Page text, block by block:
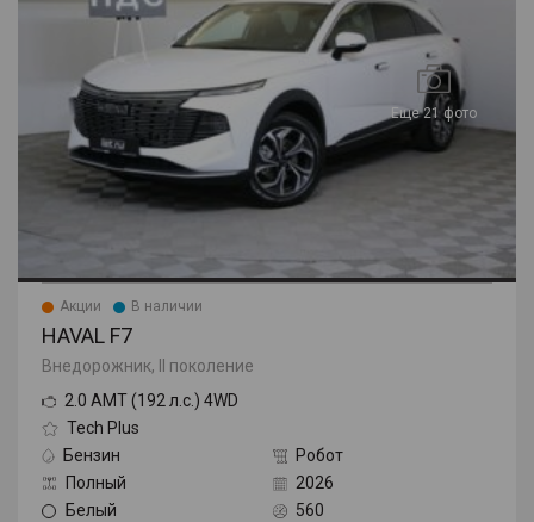
Еще 21 фото
Акции В наличии
HAVAL F7
Внедорожник, II поколение
2.0 AMT (192 л.с.) 4WD
Tech Plus
Бензин
Робот
Полный
2026
Белый
560